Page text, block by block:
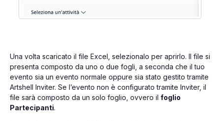
Una volta scaricato il file Excel, selezionalo per aprirlo. Il file si
presenta composto da uno o due fogli, a seconda che il tuo
evento sia un evento normale oppure sia stato gestito tramite
Artshell Inviter. Se l’evento non è configurato tramite Inviter, il
file sarà composto da un solo foglio, ovvero il foglio
Partecipanti.